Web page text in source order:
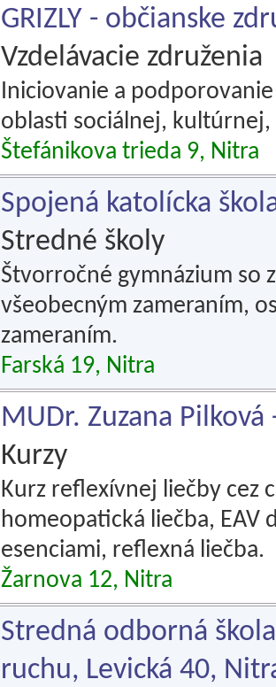
GRIZLY - občianske
Vzdelávacie združenia
Iniciovanie a
oblasti sociálnej,
Štefánikova trieda 9, Nitra
Spojená katolícka
Stredné školy
Štvorročné gymnázium so
všeobecným zameraním,
zameraním.
Farská 19, Nitra
MUDr. Zuzana
Kurzy
Kurz reflexívnej liečby cez
homeopatická liečba, EAV
esenciami, reflexná liečba.
Žarnova 12, Nitra
Stredná odborná
ruchu, Levická 40,